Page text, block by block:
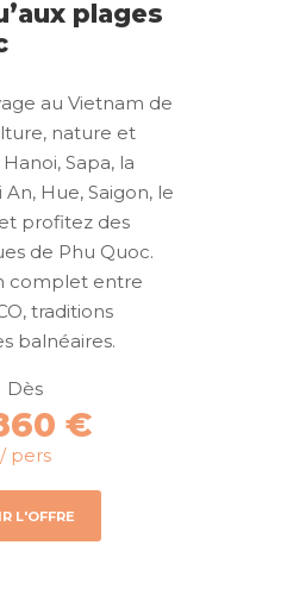
plages
au Vietnam de
nature et
Sapa, la
Hue, Saigon, le
profitez des
de Phu Quoc.
complet entre
traditions
balnéaires.
Dès
€
/ pers
L'OFFRE